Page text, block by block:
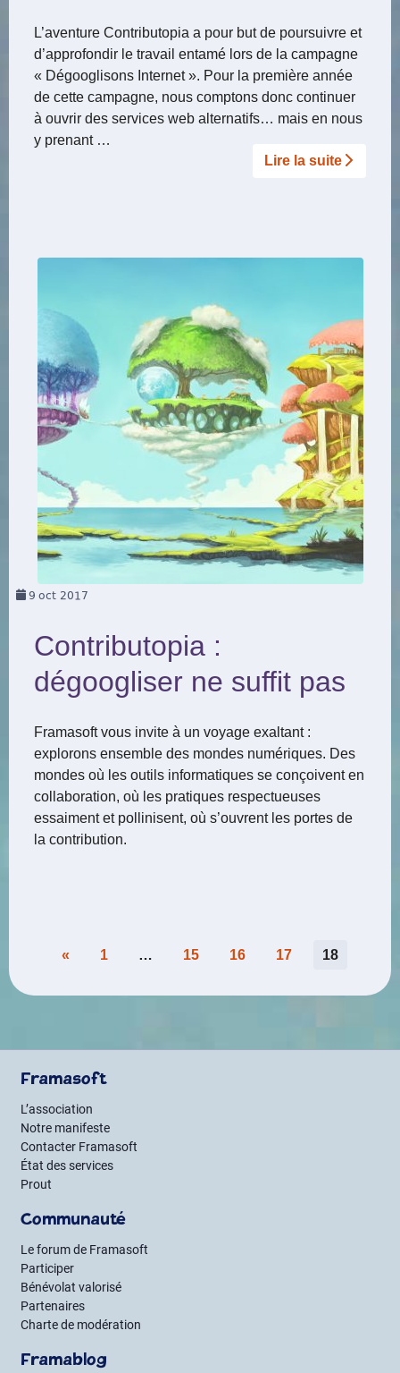
L’aventure Contributopia a pour but de poursuivre et
d’approfondir le travail entamé lors de la campagne
« Dégooglisons Internet ». Pour la première année
de cette campagne, nous comptons donc continuer
à ouvrir des services web alternatifs… mais en nous
y prenant …
Lire la suite­­
9 oct 2017
Contributopia :
dégoogliser ne suffit pas
Framasoft vous invite à un voyage exaltant :
explorons ensemble des mondes numériques. Des
mondes où les outils informatiques se conçoivent en
collaboration, où les pratiques respectueuses
essaiment et pollinisent, où s’ouvrent les portes de
la contribution.
Pagination
des
« 1 … 15 16 17 18
Framasoft
L’association
Notre manifeste
Contacter Framasoft
État des services
Prout
Communauté
Le forum de Framasoft
Participer
Bénévolat valorisé
Partenaires
Charte de modération
Framablog